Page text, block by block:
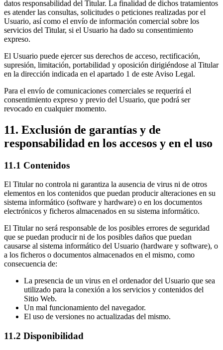
datos responsabilidad del Titular. La finalidad de dichos tratamientos
es atender las consultas, solicitudes o peticiones realizadas por el
Usuario, así como el envío de información comercial sobre los
servicios del Titular, si el Usuario ha dado su consentimiento
expreso.
El Usuario puede ejercer sus derechos de acceso, rectificación,
supresión, limitación, portabilidad y oposición dirigiéndose al Titular
en la dirección indicada en el apartado 1 de este Aviso Legal.
Para el envío de comunicaciones comerciales se requerirá el
consentimiento expreso y previo del Usuario, que podrá ser
revocado en cualquier momento.
11. Exclusión de garantías y de
responsabilidad en los accesos y en el uso
11.1 Contenidos
El Titular no controla ni garantiza la ausencia de virus ni de otros
elementos en los contenidos que puedan producir alteraciones en su
sistema informático (software y hardware) o en los documentos
electrónicos y ficheros almacenados en su sistema informático.
El Titular no será responsable de los posibles errores de seguridad
que se puedan producir ni de los posibles daños que puedan
causarse al sistema informático del Usuario (hardware y software), o
a los ficheros o documentos almacenados en el mismo, como
consecuencia de:
La presencia de un virus en el ordenador del Usuario que sea
utilizado para la conexión a los servicios y contenidos del
Sitio Web.
Un mal funcionamiento del navegador.
El uso de versiones no actualizadas del mismo.
11.2 Disponibilidad